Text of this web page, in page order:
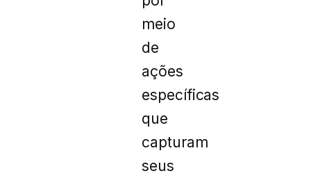
meio
de
ações
específicas
que
capturam
seus